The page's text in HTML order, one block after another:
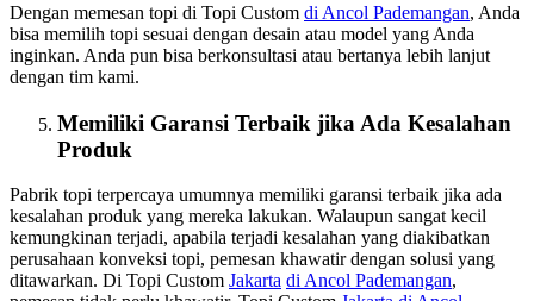
Dengan memesan topi di Topi Custom di Ancol Pademangan, Anda
bisa memilih topi sesuai dengan desain atau model yang Anda
inginkan. Anda pun bisa berkonsultasi atau bertanya lebih lanjut
dengan tim kami.
Memiliki Garansi Terbaik jika Ada Kesalahan
Produk
Pabrik topi terpercaya umumnya memiliki garansi terbaik jika ada
kesalahan produk yang mereka lakukan. Walaupun sangat kecil
kemungkinan terjadi, apabila terjadi kesalahan yang diakibatkan
perusahaan konveksi topi, pemesan khawatir dengan solusi yang
ditawarkan. Di Topi Custom Jakarta di Ancol Pademangan,